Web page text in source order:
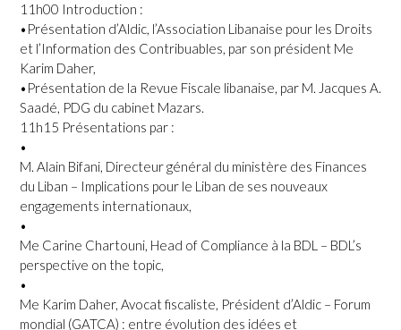
11h00 Introduction :
•Présentation d’Aldic, l’Association Libanaise pour les Droits
et l’Information des Contribuables, par son président Me
Karim Daher,
•Présentation de la Revue Fiscale libanaise, par M. Jacques A.
Saadé, PDG du cabinet Mazars.
11h15 Présentations par :
•
M. Alain Bifani, Directeur général du ministère des Finances
du Liban – Implications pour le Liban de ses nouveaux
engagements internationaux,
•
Me Carine Chartouni, Head of Compliance à la BDL – BDL’s
perspective on the topic,
•
Me Karim Daher, Avocat fiscaliste, Président d’Aldic – Forum
mondial (GATCA) : entre évolution des idées et